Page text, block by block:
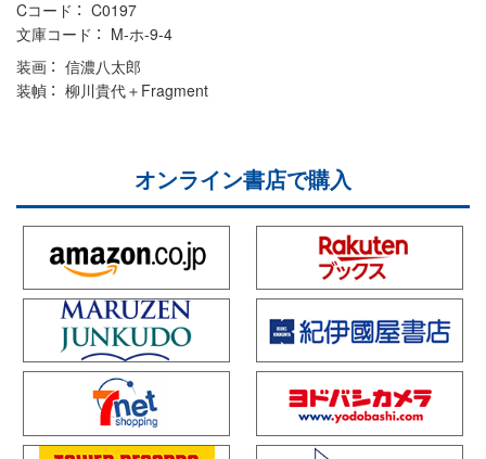
Cコード
C0197
文庫コード
M-ホ-9-4
装画
信濃八太郎
装幀
柳川貴代＋Fragment
オンライン書店で購入